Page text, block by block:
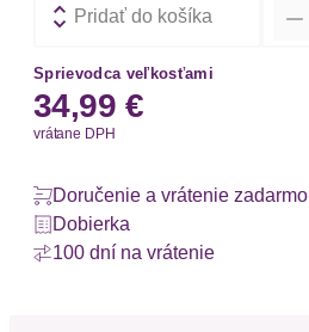
Pridať do košíka
Sprievodca veľkosťami
34,99 €
vrátane DPH
Doručenie a vrátenie zadarmo
Dobierka
100 dní na vrátenie